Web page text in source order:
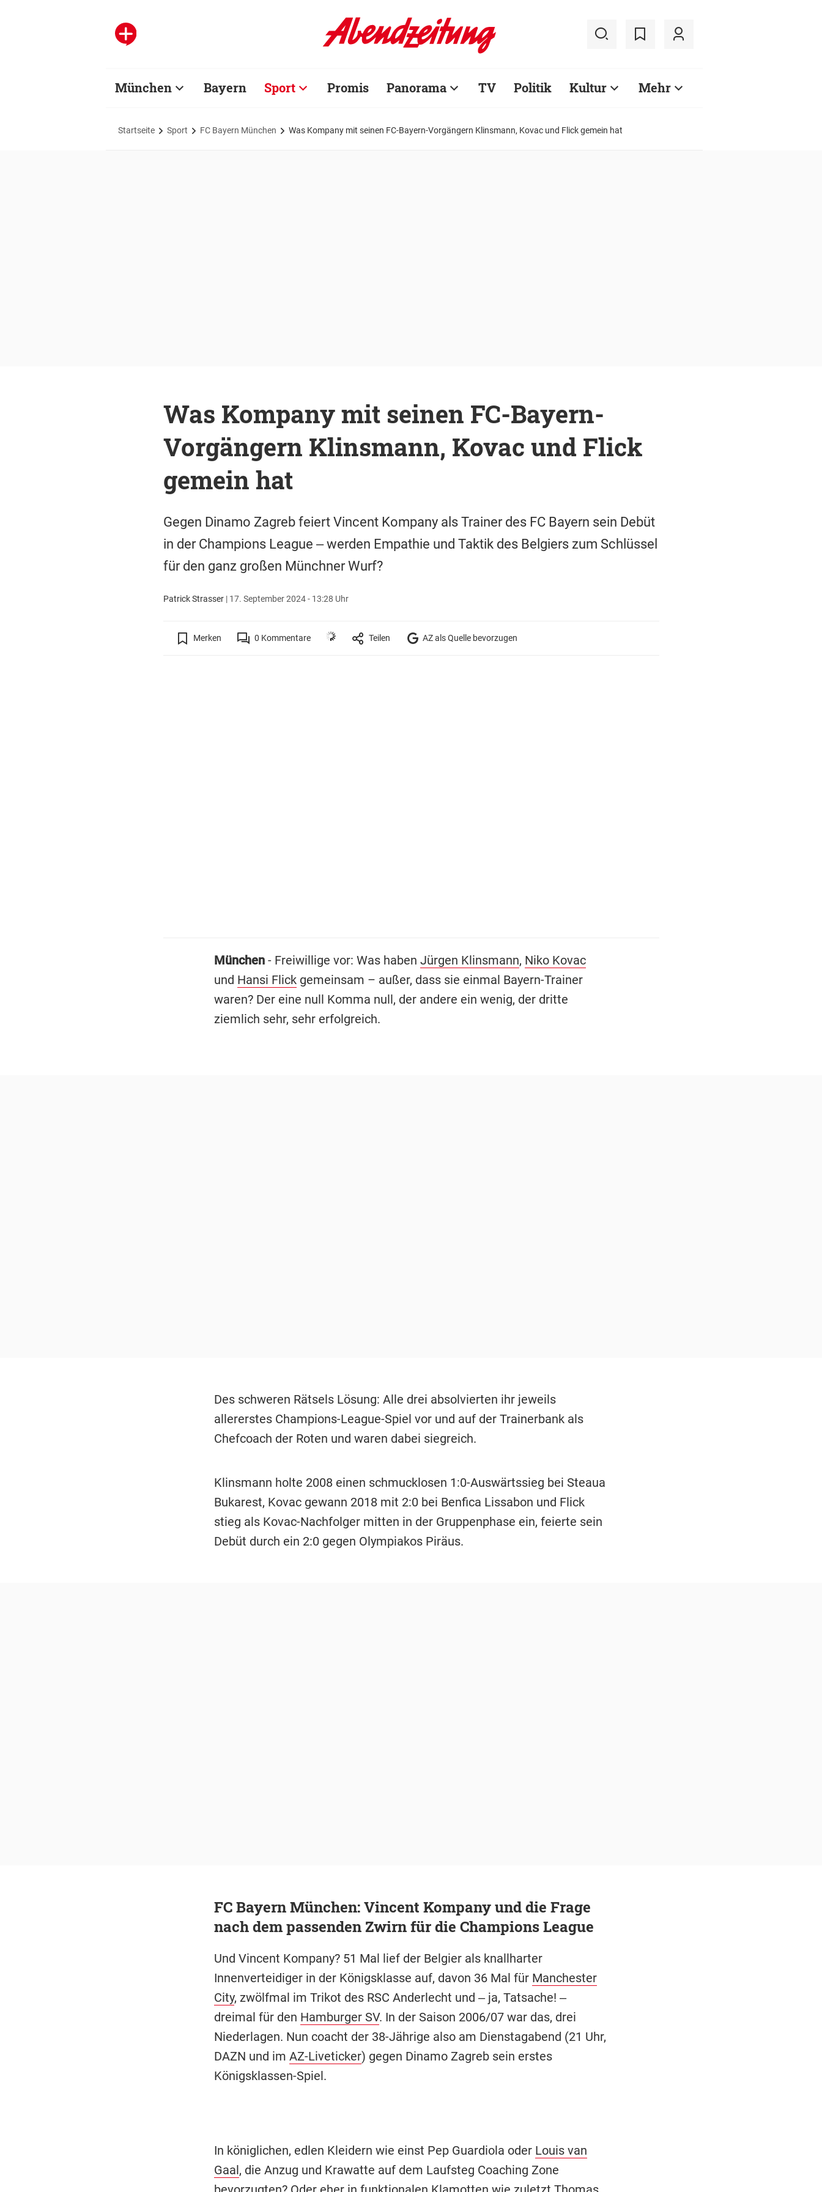
München Bayern Sport Promis Panorama TV Politik Kultur Mehr
Startseite Sport FC Bayern München Was Kompany mit seinen FC-Bayern-Vorgängern Klinsmann, Kovac und Flick gemein hat
Was Kompany mit seinen FC-Bayern-
Vorgängern Klinsmann, Kovac und Flick
gemein hat
Gegen Dinamo Zagreb feiert Vincent Kompany als Trainer des FC Bayern sein Debüt
in der Champions League ‒ werden Empathie und Taktik des Belgiers zum Schlüssel
für den ganz großen Münchner Wurf?
Patrick Strasser | 17. September 2024 - 13:28 Uhr
Merken 0 Kommentare Teilen AZ als Quelle bevorzugen
München - Freiwillige vor: Was haben Jürgen Klinsmann, Niko Kovac
und Hansi Flickgemeinsam – außer, dass sie einmal Bayern-Trainer
waren? Der eine null Komma null, der andere ein wenig, der dritte
ziemlich sehr, sehr erfolgreich.
Des schweren Rätsels Lösung: Alle drei absolvierten ihr jeweils
allererstes Champions-League-Spiel vor und auf der Trainerbank als
Chefcoach der Roten und waren dabei siegreich.
Klinsmann holte 2008 einen schmucklosen 1:0-Auswärtssieg bei Steaua
Bukarest, Kovac gewann 2018 mit 2:0 bei Benfica Lissabon und Flick
stieg als Kovac-Nachfolger mitten in der Gruppenphase ein, feierte sein
Debüt durch ein 2:0 gegen Olympiakos Piräus.
FC Bayern München: Vincent Kompany und die Frage
nach dem passenden Zwirn für die Champions League
Und Vincent Kompany? 51 Mal lief der Belgier als knallharter
Innenverteidiger in der Königsklasse auf, davon 36 Mal für Manchester
City, zwölfmal im Trikot des RSC Anderlecht und ‒ ja, Tatsache! ‒
dreimal für den Hamburger SV. In der Saison 2006/07 war das, drei
Niederlagen. Nun coacht der 38-Jährige also am Dienstagabend (21 Uhr,
DAZN und im AZ-Liveticker) gegen Dinamo Zagreb sein erstes
Königsklassen-Spiel.
In königlichen, edlen Kleidern wie einst Pep Guardiola oder Louis van
Gaal, die Anzug und Krawatte auf dem Laufsteg Coaching Zone